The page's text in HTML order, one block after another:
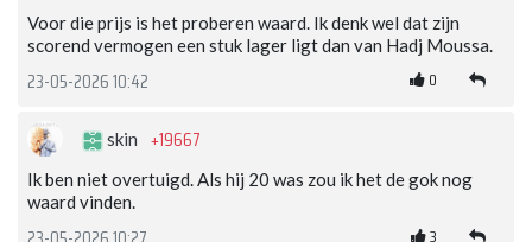
Voor die prijs is het proberen waard. Ik denk wel dat zijn
scorend vermogen een stuk lager ligt dan van Hadj Moussa.
23-05-2026 10:42 0
skin +19667
Ik ben niet overtuigd. Als hij 20 was zou ik het de gok nog
waard vinden.
3